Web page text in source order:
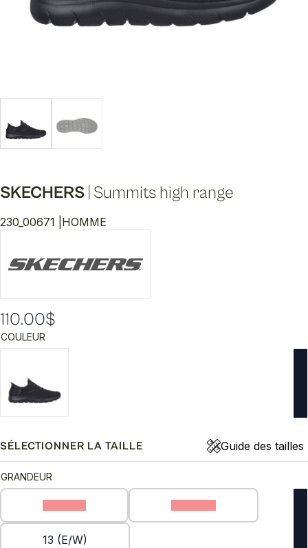
SKECHERS Summits high range
230_00671 | HOMME
110.00$
COULEUR
SÉLECTIONNER LA TAILLE Guide des tailles
GRANDEUR
13 (E/W)